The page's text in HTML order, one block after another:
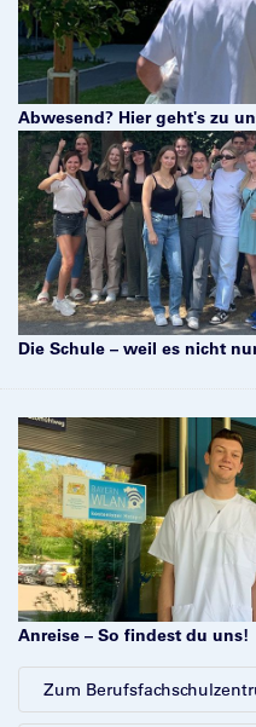
Abwesend? Hier geht's zu
Die Schule – weil es nicht
Anreise – So findest du uns!
Zum